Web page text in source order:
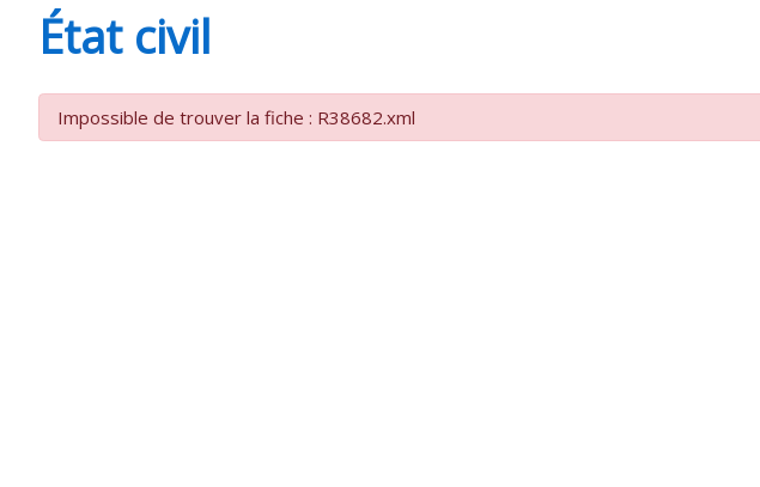
État civil
Impossible de trouver la fiche : R38682.xml